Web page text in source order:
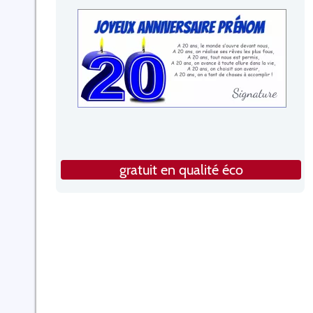
gratuit en qualité éco